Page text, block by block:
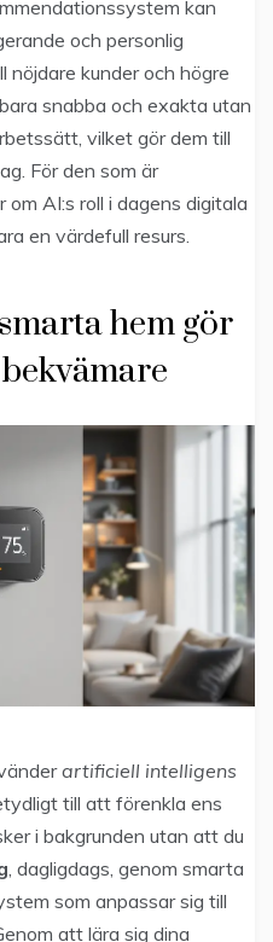
kan
och personlig
nöjdare kunder och högre
snabba och exakta utan
vilket gör dem till
För den som är
AI:s roll i dagens digitala
en värdefull resurs.
hem gör
artificiell intelligens
till att förenkla ens
i bakgrunden utan att du
, dagligdags, genom smarta
som anpassar sig till
att lära sig dina